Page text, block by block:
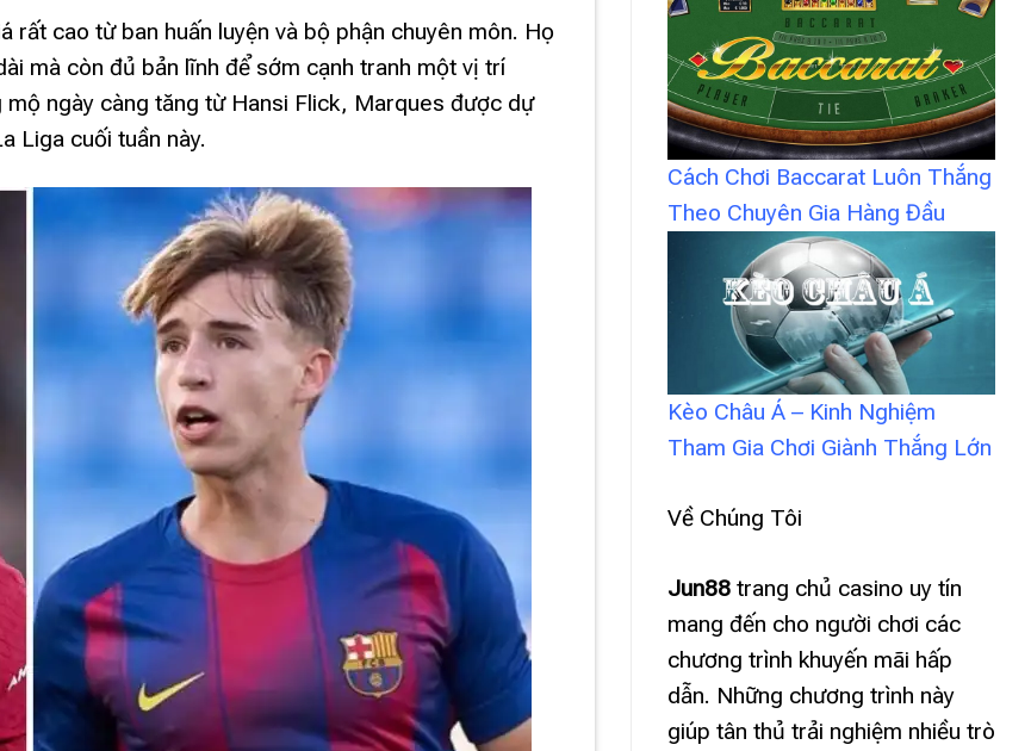
cao từ ban huấn luyện và bộ phận chuyên môn. Họ
mà còn đủ bản lĩnh để sớm cạnh tranh một vị trí
ngày càng tăng từ Hansi Flick, Marques được dự
Liga cuối tuần này.
Cách Chơi Baccarat Luôn Thắng
Theo Chuyên Gia Hàng Đầu
Kèo Châu Á – Kinh Nghiệm
Tham Gia Chơi Giành Thắng Lớn
Về Chúng Tôi
Jun88 trang chủ casino uy tín
mang đến cho người chơi các
chương trình khuyến mãi hấp
dẫn. Những chương trình này
giúp tân thủ trải nghiệm nhiều trò